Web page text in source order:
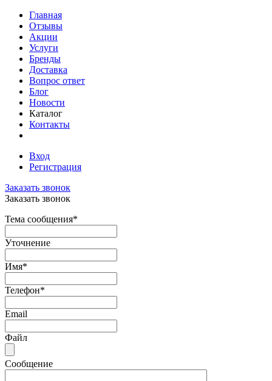
Главная
Отзывы
Акции
Услуги
Бренды
Доставка
Вопрос ответ
Блог
Новости
Каталог
Контакты
Вход
Регистрация
Заказать звонок
Заказать звонок
Тема сообщения*
Уточнение
Имя*
Телефон*
Email
Файл
Сообщение